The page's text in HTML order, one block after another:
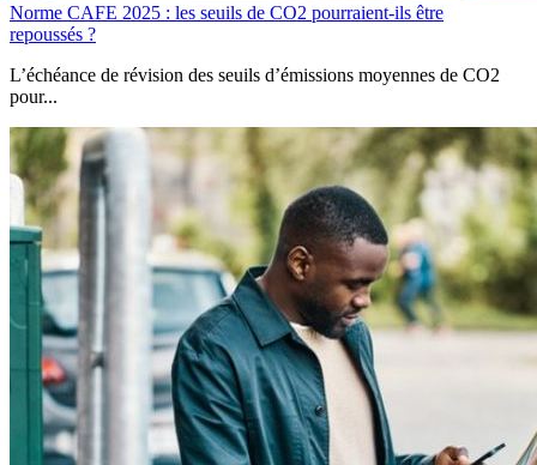
Norme CAFE 2025 : les seuils de CO2 pourraient-ils être
repoussés ?
L’échéance de révision des seuils d’émissions moyennes de CO2
pour...